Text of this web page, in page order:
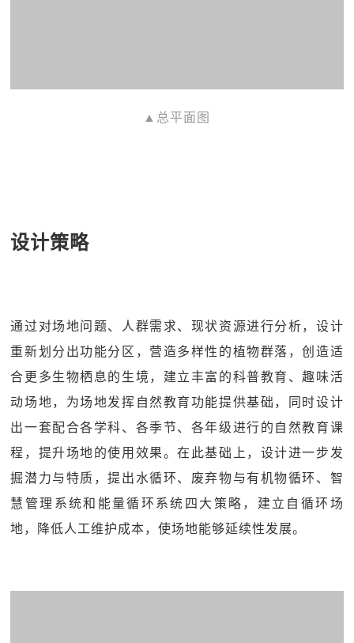
▲总平面图
设计策略
通过对场地问题、人群需求、现状资源进行分析，设计
重新划分出功能分区，营造多样性的植物群落，创造适
合更多生物栖息的生境，建立丰富的科普教育、趣味活
动场地，为场地发挥自然教育功能提供基础，同时设计
出一套配合各学科、各季节、各年级进行的自然教育课
程，提升场地的使用效果。在此基础上，设计进一步发
掘潜力与特质，提出水循环、废弃物与有机物循环、智
慧管理系统和能量循环系统四大策略，建立自循环场
地，降低人工维护成本，使场地能够延续性发展。